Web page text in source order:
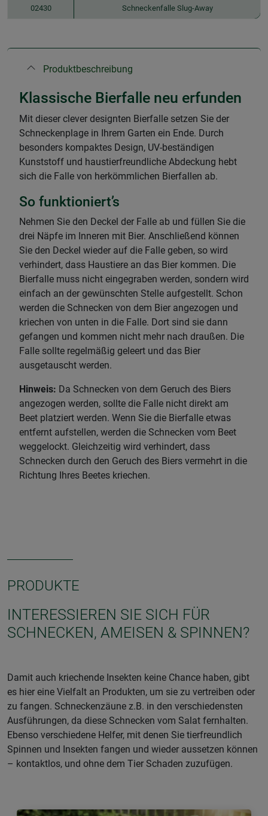
02430 Schneckenfalle Slug-Away
Produktbeschreibung
Klassische Bierfalle neu erfunden
Mit dieser clever designten Bierfalle setzen Sie der
Schneckenplage in Ihrem Garten ein Ende. Durch
besonders kompaktes Design, UV-beständigen
Kunststoff und haustierfreundliche Abdeckung hebt
sich die Falle von herkömmlichen Bierfallen ab.
So funktioniert’s
Nehmen Sie den Deckel der Falle ab und füllen Sie die
drei Näpfe im Inneren mit Bier. Anschließend können
Sie den Deckel wieder auf die Falle geben, so wird
verhindert, dass Haustiere an das Bier kommen. Die
Bierfalle muss nicht eingegraben werden, sondern wird
einfach an der gewünschten Stelle aufgestellt. Schon
werden die Schnecken von dem Bier angezogen und
kriechen von unten in die Falle. Dort sind sie dann
gefangen und kommen nicht mehr nach draußen. Die
Falle sollte regelmäßig geleert und das Bier
ausgetauscht werden.
Hinweis: Da Schnecken von dem Geruch des Biers
angezogen werden, sollte die Falle nicht direkt am
Beet platziert werden. Wenn Sie die Bierfalle etwas
entfernt aufstellen, werden die Schnecken vom Beet
weggelockt. Gleichzeitig wird verhindert, dass
Schnecken durch den Geruch des Biers vermehrt in die
Richtung Ihres Beetes kriechen.
PRODUKTE
INTERESSIEREN SIE SICH FÜR
SCHNECKEN, AMEISEN & SPINNEN?
Damit auch kriechende Insekten keine Chance haben, gibt
es hier eine Vielfalt an Produkten, um sie zu vertreiben oder
zu fangen. Schneckenzäune z.B. in den verschiedensten
Ausführungen, da diese Schnecken vom Salat fernhalten.
Ebenso verschiedene Helfer, mit denen Sie tierfreundlich
Spinnen und Insekten fangen und wieder aussetzen können
– kontaktlos, und ohne dem Tier Schaden zuzufügen.